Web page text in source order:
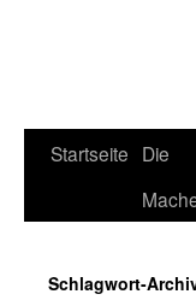
Zum
Startseite Die
Schlagwort-